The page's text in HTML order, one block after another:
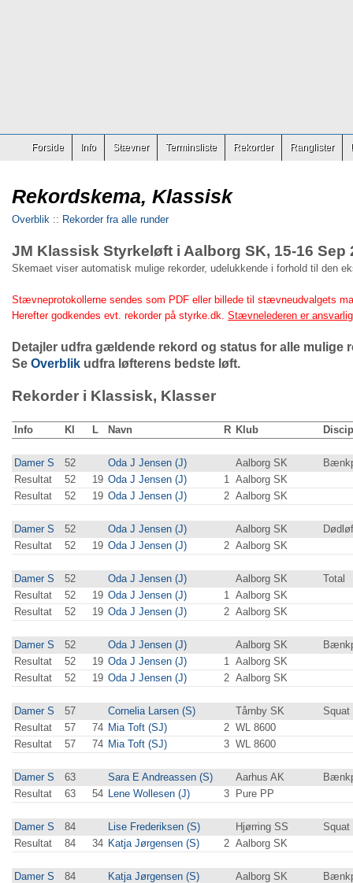
Forside Info Stævner Terminsliste Rekorder Ranglister
Rekordskema, Klassisk
Overblik :: Rekorder fra alle runder
JM Klassisk Styrkeløft i Aalborg SK, 15-16 Sep
Skemaet viser automatisk mulige rekorder, udelukkende i forhold til den
Stævneprotokollerne sendes som PDF eller billede til stævneudvalgets
Herefter godkendes evt. rekorder på styrke.dk. Stævnelederen er
Detajler udfra gældende rekord og status for alle mulige
Se Overblik udfra løfterens bedste løft.
Rekorder i Klassisk, Klasser
Info Kl L Navn R Klub
Damer S 52 Oda J Jensen (J) Aalborg SK
Resultat
52 19 Oda J Jensen (J) 1 Aalborg SK
Resultat
52 19 Oda J Jensen (J) 2 Aalborg SK
Damer S 52 Oda J Jensen (J) Aalborg SK
Resultat
52 19 Oda J Jensen (J) 2 Aalborg SK
Damer S 52 Oda J Jensen (J) Aalborg SK
Total
Resultat
52 19 Oda J Jensen (J) 1 Aalborg SK
Resultat
52 19 Oda J Jensen (J) 2 Aalborg SK
Damer S 52 Oda J Jensen (J) Aalborg SK
Resultat
52 19 Oda J Jensen (J) 1 Aalborg SK
Resultat
52 19 Oda J Jensen (J) 2 Aalborg SK
Damer S 57 Cornelia Larsen (S) Tårnby SK
Squat
Resultat
57 74 Mia Toft (SJ) 2 WL 8600
Resultat
57 74 Mia Toft (SJ) 3 WL 8600
Damer S 63 Sara E Andreassen (S) Aarhus AK
Resultat
63 54 Lene Wollesen (J) 3 Pure PP
Damer S 84 Lise Frederiksen (S) Hjørring SS
Squat
Resultat
84 34 Katja Jørgensen (S) 2 Aalborg SK
Damer S 84 Katja Jørgensen (S) Aalborg SK